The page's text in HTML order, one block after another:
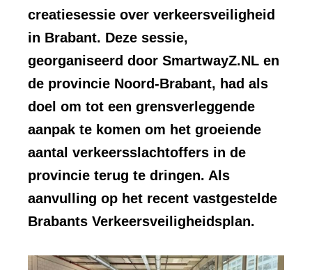
creatiesessie over verkeersveiligheid
in Brabant. Deze sessie,
georganiseerd door SmartwayZ.NL en
de provincie Noord-Brabant, had als
doel om tot een grensverleggende
aanpak te komen om het groeiende
aantal verkeersslachtoffers in de
provincie terug te dringen. Als
aanvulling op het recent vastgestelde
Brabants Verkeersveiligheidsplan.